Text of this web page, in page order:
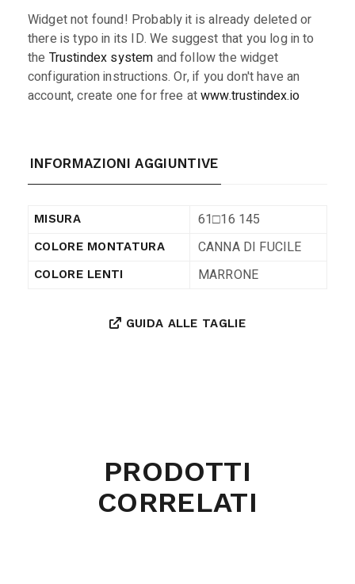
Widget not found! Probably it is already deleted or
there is typo in its ID. We suggest that you log in to
the Trustindex system and follow the widget
configuration instructions. Or, if you don't have an
account, create one for free atwww.trustindex.io
INFORMAZIONI AGGIUNTIVE
MISURA 61□16 145
COLORE MONTATURA CANNA DI FUCILE
COLORE LENTI MARRONE
GUIDA ALLE TAGLIE
PRODOTTI
CORRELATI